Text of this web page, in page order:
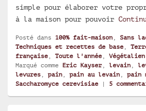
simple pour élaborer votre
à la maison pour pouvoir
Posté dans 100% fait-maison Sans
Techniques et recettes de base
française
Toute l'année Végétalien
Marqué comme Eric Kayser, levain
levures
pain pain au levain pain
Saccharomyce cerevisiae
| 5